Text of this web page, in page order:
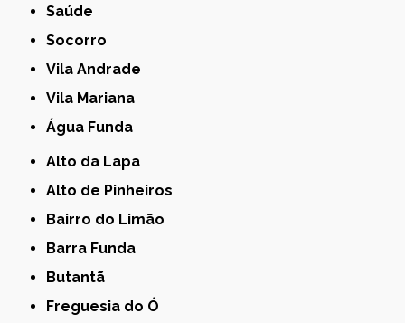
Saúde
Socorro
Vila Andrade
Vila Mariana
Água Funda
Alto da Lapa
Alto de Pinheiros
Bairro do Limão
Barra Funda
Butantã
Freguesia do Ó